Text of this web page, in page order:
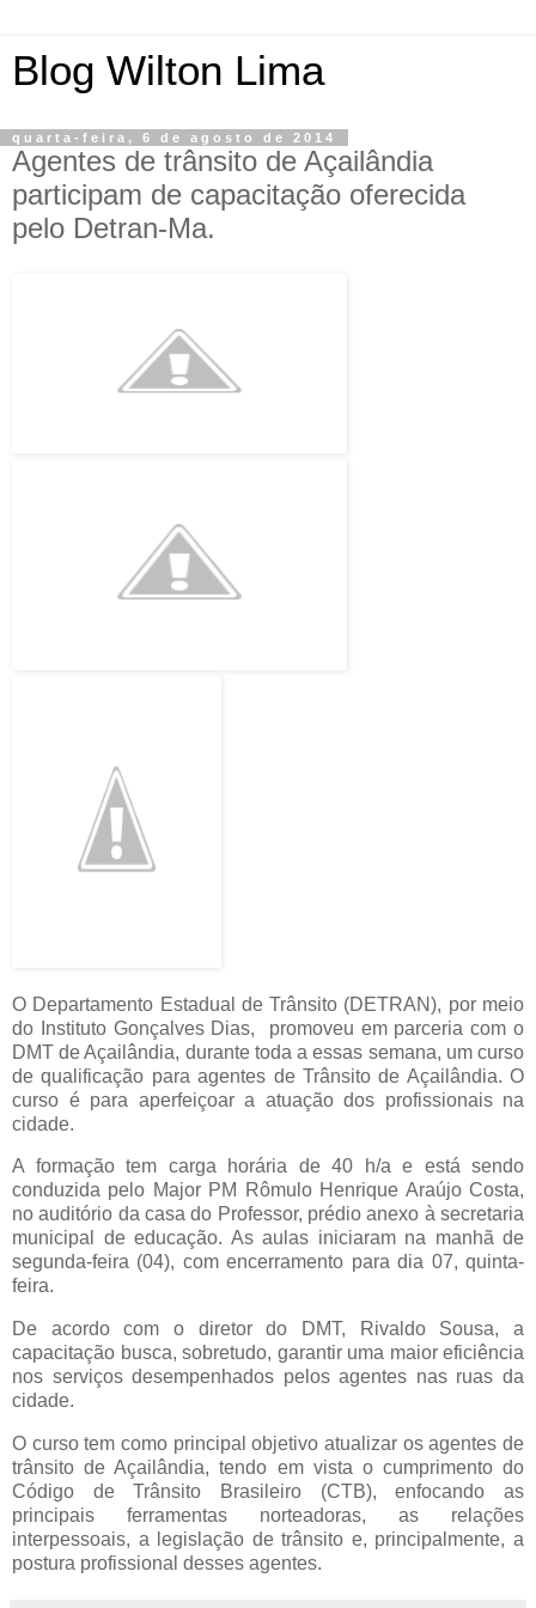
Blog Wilton Lima
quarta-feira, 6 de agosto de 2014
Agentes de trânsito de Açailândia
participam de capacitação oferecida
pelo Detran-Ma.
O Departamento Estadual de Trânsito (DETRAN), por meio
do Instituto Gonçalves Dias, promoveu em parceria com o
DMT de Açailândia, durante toda a essas semana, um curso
de qualificação para agentes de Trânsito de Açailândia. O
curso é para aperfeiçoar a atuação dos profissionais na
cidade.
A formação tem carga horária de 40 h/a e está sendo
conduzida pelo Major PM Rômulo Henrique Araújo Costa,
no auditório da casa do Professor, prédio anexo à secretaria
municipal de educação. As aulas iniciaram na manhã de
segunda-feira (04), com encerramento para dia 07, quinta-
feira.
De acordo com o diretor do DMT, Rivaldo Sousa, a
capacitação busca, sobretudo, garantir uma maior eficiência
nos serviços desempenhados pelos agentes nas ruas da
cidade.
O curso tem como principal objetivo atualizar os agentes de
trânsito de Açailândia, tendo em vista o cumprimento do
Código de Trânsito Brasileiro (CTB), enfocando as
principais ferramentas norteadoras, as relações
interpessoais, a legislação de trânsito e, principalmente, a
postura profissional desses agentes.